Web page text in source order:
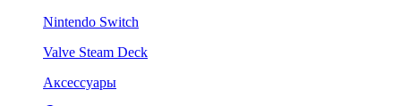
Nintendo Switch
Valve Steam Deck
Аксессуары